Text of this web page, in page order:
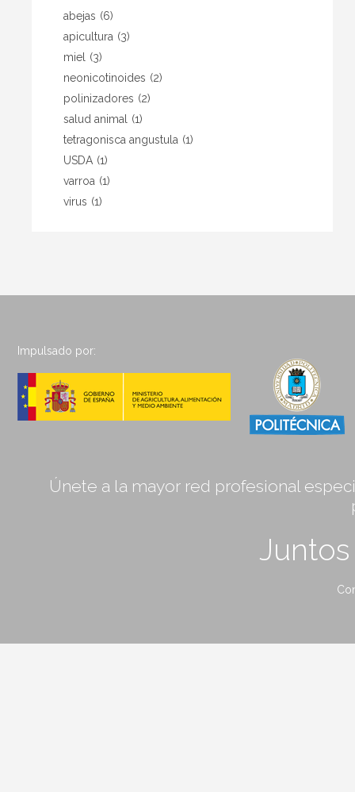
abejas (6)
apicultura (3)
miel
(3)
neonicotinoides (2)
polinizadores (2)
salud animal
(1)
tetragonisca angustula (1)
USDA (1)
varroa (1)
virus (1)
Impulsado por:
Únete a la mayor red profesional